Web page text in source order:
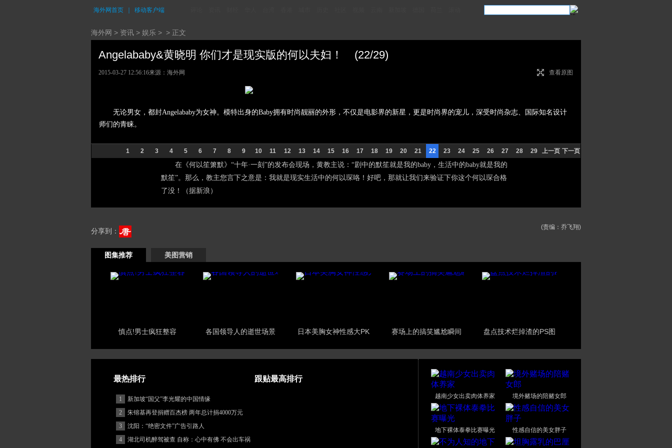
海外网首页 移动客户端
海外网 > 资讯 > 娱乐 > > 正文
Angelababy&黄晓明 你们才是现实版的何以夫妇！ (22/29)
查看原图
2015-03-27 12:56:16来源：海外网
无论男女，都封Angelababy为女神。模特出身的Baby拥有时尚靓丽的外形，不仅是电影界的新星，更是时尚界的宠儿，深受时尚杂志、国际知名设计
师们的青睐。
1 2 3 4 5 6 7 8 9 10 11 12 13 14 15 16 17 18 19 20 21 22 23 24 25 26 27 28 29 上一页 下一页
在《何以笙箫默》“十年·一刻”的发布会现场，黄教主说：“剧中的默笙就是我的baby，生活中的baby就是我的
默笙”。那么，教主您言下之意是：我就是现实生活中的何以琛咯！好吧，那就让我们来验证下你这个何以琛合格
了没！（据新浪）
(责编：乔飞翔)
分享到：
图集推荐 美图营销
慎点!男士疯狂整容 各国领导人的逝世场景 日本美胸女神性感大PK 赛场上的搞笑尴尬瞬间 盘点技术烂掉渣的PS图
最热排行 跟贴最高排行
1
新加坡“国父”李光耀的中国情缘
2
朱镕基再登捐赠百杰榜 两年总计捐4000万元
3
沈阳：“绝密文件”广告引路人
4
湖北司机醉驾被查 自称：心中有佛 不会出车祸
越南少女出卖肉体养家 境外赌场的陪赌女郎
地下裸体泰拳比赛曝光 性感自信的美女胖子